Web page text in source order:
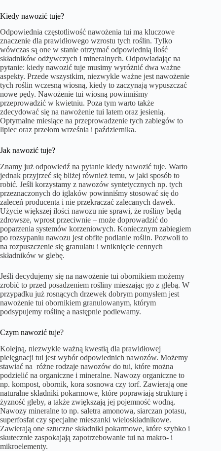
Kiedy nawozić tuje?
Odpowiednia częstotliwość nawożenia tui ma kluczowe
znaczenie dla prawidłowego wzrostu tych roślin. Tylko
wówczas są one w stanie otrzymać odpowiednią ilość
składników odżywczych i mineralnych. Odpowiadając na
pytanie: kiedy nawozić tuje musimy wyróżnić dwa ważne
aspekty. Przede wszystkim, niezwykle ważne jest nawożenie
tych roślin wczesną wiosną, kiedy to zaczynają wypuszczać
nowe pędy. Nawożenie tui wiosną powinniśmy
przeprowadzić w kwietniu. Poza tym warto także
zdecydować się na nawożenie tui latem oraz jesienią.
Optymalne miesiące na przeprowadzenie tych zabiegów to
lipiec oraz przełom września i października.
Jak nawozić tuje?
Znamy już odpowiedź na pytanie kiedy nawozić tuje. Warto
jednak przyjrzeć się bliżej również temu, w jaki sposób to
robić. Jeśli korzystamy z nawozów syntetycznych np. tych
przeznaczonych do iglaków powinniśmy stosować się do
zaleceń producenta i nie przekraczać zalecanych dawek.
Użycie większej ilości nawozu nie sprawi, że rośliny będą
zdrowsze, wprost przeciwnie – może doprowadzić do
poparzenia systemów korzeniowych. Koniecznym zabiegiem
po rozsypaniu nawozu jest obfite podlanie roślin. Pozwoli to
na rozpuszczenie się granulatu i wniknięcie cennych
składników w glebę.
Jeśli decydujemy się na nawożenie tui obornikiem możemy
zrobić to przed posadzeniem rośliny mieszając go z glebą. W
przypadku już rosnących drzewek dobrym pomysłem jest
nawożenie tui obornikiem granulowanym, którym
podsypujemy roślinę a następnie podlewamy.
Czym nawozić tuje?
Kolejną, niezwykle ważną kwestią dla prawidłowej
pielęgnacji tui jest wybór odpowiednich nawozów. Możemy
stawiać na różne rodzaje nawozów do tui, które można
podzielić na organiczne i mineralne. Nawozy organiczne to
np. kompost, obornik, kora sosnowa czy torf. Zawierają one
naturalne składniki pokarmowe, które poprawiają strukturę i
żyzność gleby, a także zwiększają jej pojemność wodną.
Nawozy mineralne to np. saletra amonowa, siarczan potasu,
superfosfat czy specjalne mieszanki wieloskładnikowe.
Zawierają one sztuczne składniki pokarmowe, które szybko i
skutecznie zaspokajają zapotrzebowanie tui na makro- i
mikroelementy.